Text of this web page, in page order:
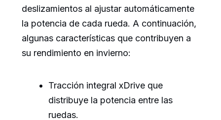
deslizamientos al ajustar automáticamente
la potencia de cada rueda. A continuación,
algunas características que contribuyen a
su rendimiento en invierno:
Tracción integral xDrive que
distribuye la potencia entre las
ruedas.